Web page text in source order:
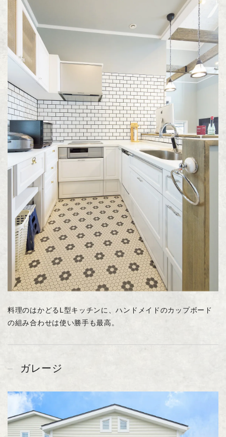
料理のはかどるL型キッチンに、ハンドメイドのカップボード
の組み合わせは使い勝手も最高。
ガレージ